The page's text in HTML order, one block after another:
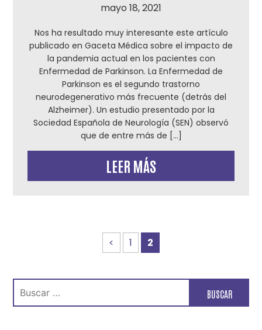
mayo 18, 2021
Nos ha resultado muy interesante este artículo
publicado en Gaceta Médica sobre el impacto de
la pandemia actual en los pacientes con
Enfermedad de Parkinson. La Enfermedad de
Parkinson es el segundo trastorno
neurodegenerativo más frecuente (detrás del
Alzheimer). Un estudio presentado por la
Sociedad Española de Neurología (SEN) observó
que de entre más de […]
LEER MÁS
< 1 2
Buscar: